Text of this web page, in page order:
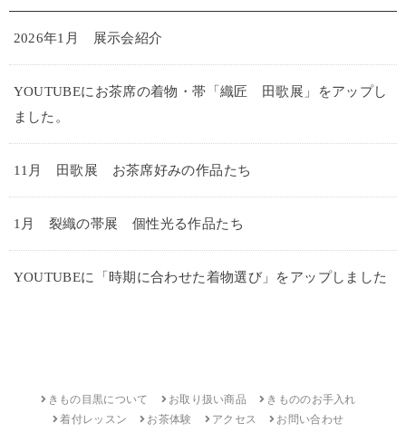
2026年1月 展示会紹介
YOUTUBEにお茶席の着物・帯「織匠 田歌展」をアップし
ました。
11月 田歌展 お茶席好みの作品たち
1月 裂織の帯展 個性光る作品たち
YOUTUBEに「時期に合わせた着物選び」をアップしました
きもの目黒について お取り扱い商品
きもののお手入れ
着付レッスン
お茶体験 アクセス お問い合わせ